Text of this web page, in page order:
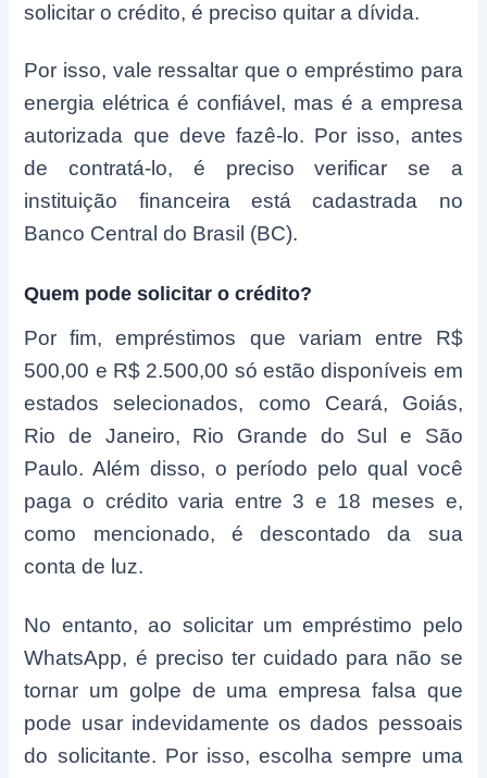
solicitar o crédito, é preciso quitar a dívida.
Por isso, vale ressaltar que o empréstimo para
energia elétrica é confiável, mas é a empresa
autorizada que deve fazê-lo. Por isso, antes
de contratá-lo, é preciso verificar se a
instituição financeira está cadastrada no
Banco Central do Brasil (BC).
Quem pode solicitar o crédito?
Por fim, empréstimos que variam entre R$
500,00 e R$ 2.500,00 só estão disponíveis em
estados selecionados, como Ceará, Goiás,
Rio de Janeiro, Rio Grande do Sul e São
Paulo. Além disso, o período pelo qual você
paga o crédito varia entre 3 e 18 meses e,
como mencionado, é descontado da sua
conta de luz.
No entanto, ao solicitar um empréstimo pelo
WhatsApp, é preciso ter cuidado para não se
tornar um golpe de uma empresa falsa que
pode usar indevidamente os dados pessoais
do solicitante. Por isso, escolha sempre uma